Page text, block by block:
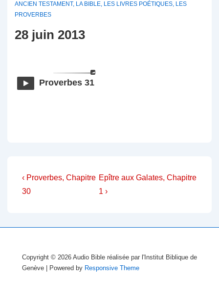
ANCIEN TESTAMENT, LA BIBLE, LES LIVRES POÉTIQUES, LES
PROVERBES
28 juin 2013
Proverbes 31
Navigation
de
Previous
Post
‹ Proverbes, Chapitre
30
Next
Post
Epître aux Galates, Chapitre
1 ›
Copyright © 2026 Audio Bible réalisée par l'Institut Biblique de
Genève
| Powered by Responsive Theme